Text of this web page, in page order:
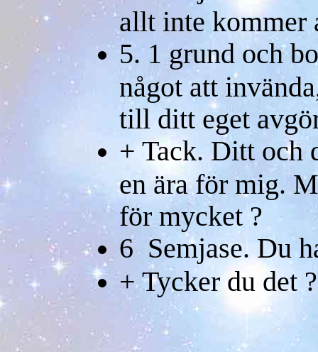
allt inte kommer
5. 1 grund och
något att
till ditt eget
+ Tack. Ditt och
en ära för mig.
för mycket ?
6 Semjase. Du
+ Tycker du det ?